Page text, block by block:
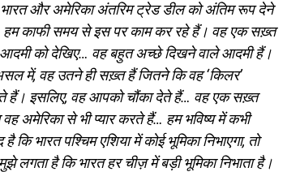
और अमेरिका अंतरिम ट्रेड डील को अंतिम रूप देने
हम काफी समय से इस पर काम कर रहे हैं। वह एक सख़्त
को देखिए… वह बहुत अच्छे दिखने वाले आदमी हैं।
में, वह उतने ही सख़्त हैं जितने कि वह ‘किलर’
इसलिए, वह आपको चौंका देते हैं… वह एक सख़्त
अमेरिका से भी प्यार करते हैं… हम भविष्य में कभी
भारत पश्चिम एशिया में कोई भूमिका निभाएगा, तो
लगता है कि भारत हर चीज़ में बड़ी भूमिका निभाता है।